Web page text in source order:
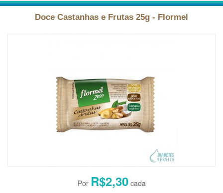
Doce Castanhas e Frutas 25g - Flormel
R$2,30